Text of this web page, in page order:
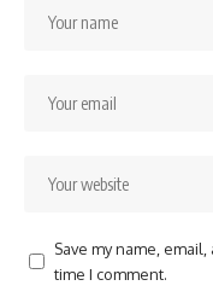
Save my name,
time I comment.